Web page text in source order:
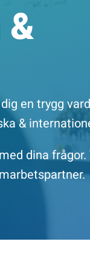
en trygg
&
dina